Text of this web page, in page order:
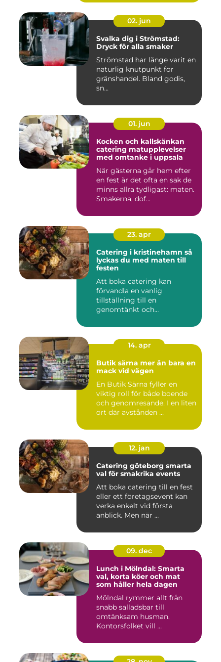
02. jun
Svalka dig i Strömstad:
Dryck för alla smaker
Strömstad har länge varit en
naturlig knutpunkt för
gränshandel. Bland godis,
sn...
01. jun
Kocken och kallskänkan
catering matupplevelser
med omtanke i uppsala
När gästerna går hem efter
en fest är det ofta en sak de
minns allra tydligast: maten.
Smakerna, dof...
23. apr
Catering i kristinehamn så
lyckas du med maten till
festen
Att boka catering kan
förvandla en vanlig
tillställning till en
genomtänkt och
14. apr
Butik särna mer än bara en
mack vid vägen
En Butik Särna fyller en
viktig roll för både boende
och genomresande. I en liten
ort där avstånden ...
12. jan
Catering göteborg smarta
val för smakrika events
Att boka catering till en fest
eller ett företagsevent kan
verka enkelt vid första
anblick. Men när ...
09. dec
Lunch i Mölndal: Smarta
val, korta köer och mat
som håller hela dagen
Mölndal rymmer allt från
snabb salladsbar till
omtänksam husman.
Kontorsfolket vill ...